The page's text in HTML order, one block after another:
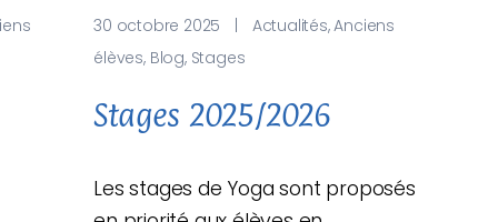
30 octobre 2025 Actualités,Anciens
élèves, Blog, Stages
Stages 2025/2026
Les stages de Yoga sont proposés